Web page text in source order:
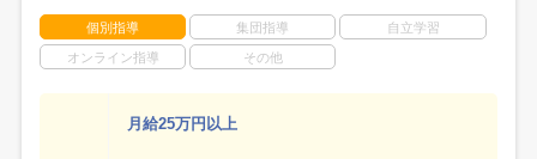
個別指導 集団指導 自立学習
オンライン指導 その他
月給25万円以上